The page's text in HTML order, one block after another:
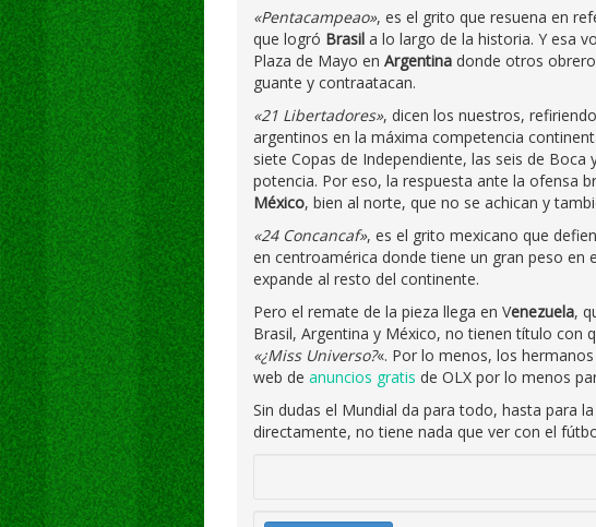
«Pentacampeao», es el grito que resuena en
que logró Brasil a lo largo de la historia. Y esa
Plaza de Mayo en Argentina donde otros
guante y contraatacan.
«21 Libertadores», dicen los nuestros,
argentinos en la máxima competencia
siete Copas de Independiente, las seis de
potencia. Por eso, la respuesta ante la ofensa
México, bien al norte, que no se achican y
«24 Concancaf», es el grito mexicano que
en centroamérica donde tiene un gran peso en
expande al resto del continente.
Pero el remate de la pieza llega en Venezuela,
Brasil, Argentina y México, no tienen título con
«¿Miss Universo?«. Por lo menos, los
web de anuncios gratis de OLX por lo menos
Sin dudas el Mundial da para todo, hasta para
directamente, no tiene nada que ver con el